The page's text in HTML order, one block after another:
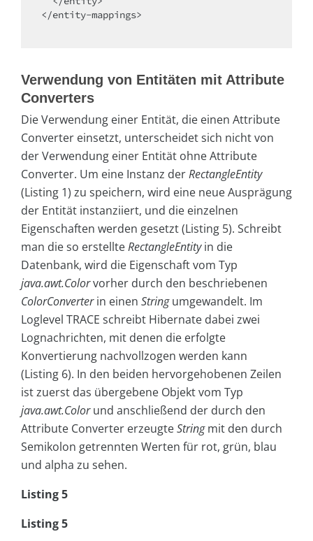
</entity-mappings>
Verwendung von Entitäten mit Attribute
Converters
Die Verwendung einer Entität, die einen Attribute
Converter einsetzt, unterscheidet sich nicht von
der Verwendung einer Entität ohne Attribute
Converter. Um eine Instanz derRectangleEntity
(Listing 1) zu speichern, wird eine neue Ausprägung
der Entität instanziiert, und die einzelnen
Eigenschaften werden gesetzt (Listing 5). Schreibt
man die so erstellteRectangleEntityin die
Datenbank, wird die Eigenschaft vom Typ
java.awt.Colorvorher durch den beschriebenen
ColorConverterin einen Stringumgewandelt. Im
Loglevel TRACE schreibt Hibernate dabei zwei
Lognachrichten, mit denen die erfolgte
Konvertierung nachvollzogen werden kann
(Listing 6). In den beiden hervorgehobenen Zeilen
ist zuerst das übergebene Objekt vom Typ
java.awt.Colorund anschließend der durch den
Attribute Converter erzeugteStringmit den durch
Semikolon getrennten Werten für rot, grün, blau
und alpha zu sehen.
Listing 5
Listing 5